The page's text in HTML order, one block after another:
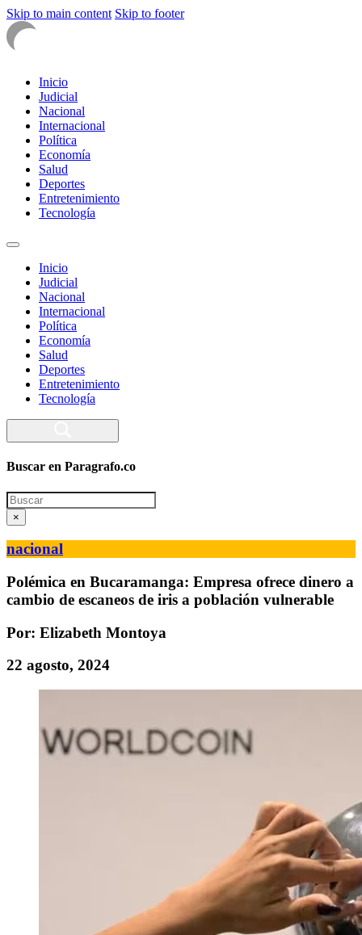
Skip to main content Skip to footer
Inicio
Judicial
Nacional
Internacional
Política
Economía
Salud
Deportes
Entretenimiento
Tecnología
Inicio
Judicial
Nacional
Internacional
Política
Economía
Salud
Deportes
Entretenimiento
Tecnología
Buscar en Paragrafo.co
Search
×
nacional
Polémica en Bucaramanga: Empresa ofrece dinero a
cambio de escaneos de iris a población vulnerable
Por: Elizabeth Montoya
22 agosto, 2024